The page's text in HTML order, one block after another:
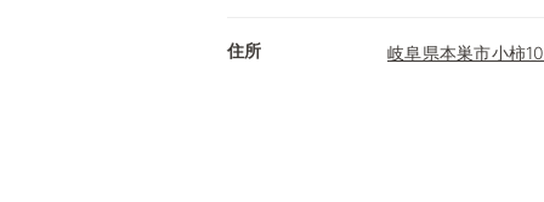
住所 岐阜県本巣市小柿